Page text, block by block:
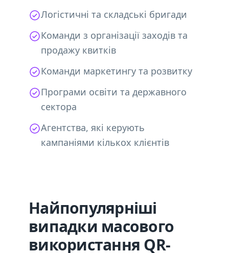
Логістичні та складські бригади
Команди з організації заходів та
продажу квитків
Команди маркетингу та розвитку
Програми освіти та державного
сектора
Агентства, які керують
кампаніями кількох клієнтів
Найпопулярніші
випадки масового
використання QR-